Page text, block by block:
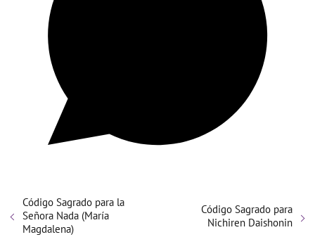
Código Sagrado para la
Señora Nada (María
Magdalena)
Código Sagrado para
Nichiren Daishonin